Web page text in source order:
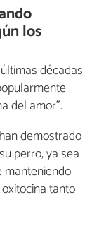
los
décadas
del amor".
demostrado
perro, ya sea
manteniendo
tanto